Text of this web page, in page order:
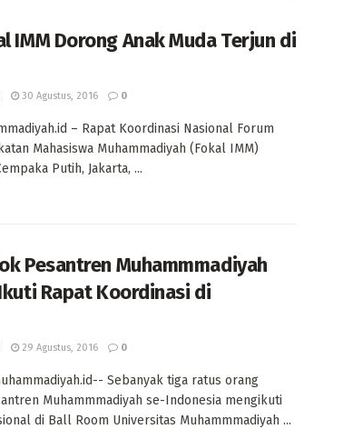
IMM Dorong Anak Muda Terjun di
30 Agustus, 2016 0
– Rapat Koordinasi Nasional Forum
Mahasiswa Muhammadiyah (Fokal IMM)
Putih, Jakarta, ...
Pesantren Muhammmadiyah
Rapat Koordinasi di
29 Agustus, 2016 0
Sebanyak tiga ratus orang
Muhammmadiyah se-Indonesia mengikuti
di Ball Room Universitas Muhammmadiyah ...